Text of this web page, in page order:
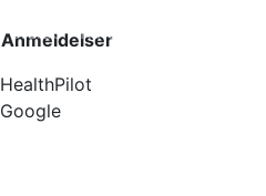
Forside Kategorier
Anmeldelser
HealthPilot
Google